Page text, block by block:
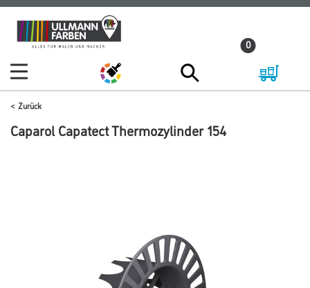
Zum
Inhalt
Zum
Navigationsmenü
0
Zurück
Caparol Capatect Thermozylinder 154